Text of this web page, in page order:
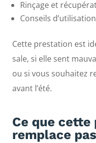
Rinçage et
Conseils
Cette prestation est
sale, si elle sent
ou si vous souhaitez
avant l’été.
Ce que
remplace pas